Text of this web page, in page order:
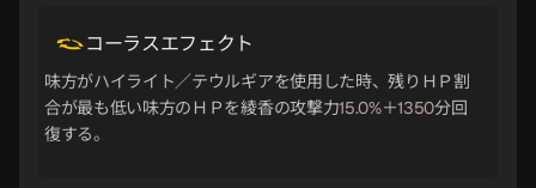
コーラスエフェクト
味方がハイライト／テウルギアを使用した時、残りＨＰ割
合が最も低い味方のＨＰを綾香の攻撃力15.0%＋1350分回
復する。